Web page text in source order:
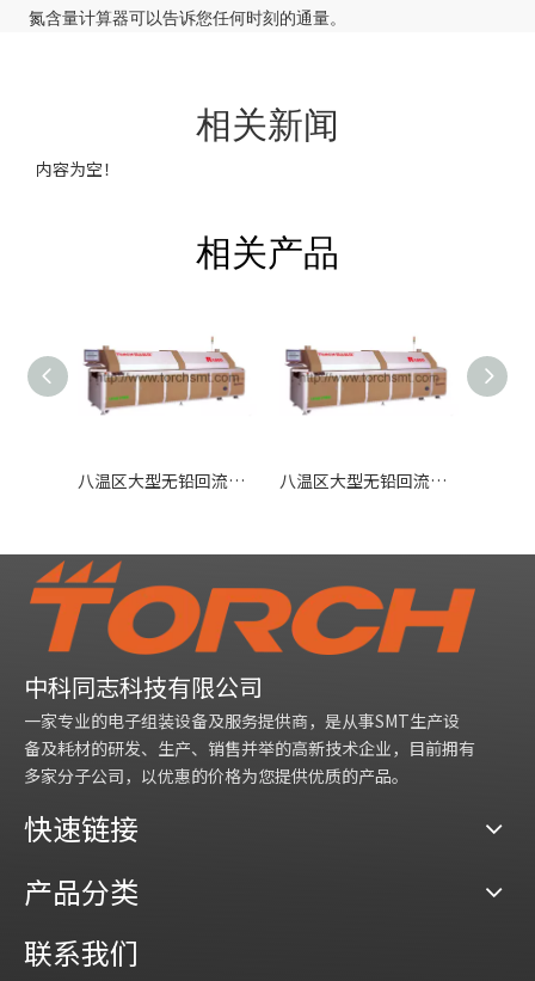
氮含量计算器可以告诉您任何时刻的通量。
相关新闻
内容为空！
相关产品
八温区大型无铅回流焊炉R1000 八温区大型无铅回流焊炉R1000N
中科同志科技有限公司
一家专业的电子组装设备及服务提供商，是从事SMT生产设
备及耗材的研发、生产、销售并举的高新技术企业，目前拥有
多家分子公司，以优惠的价格为您提供优质的产品。
快速链接
产品分类
联系我们